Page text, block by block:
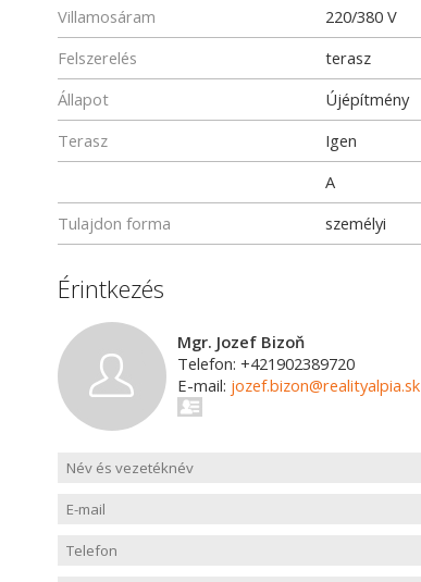
Villamosáram
220/380 V
Felszerelés
terasz
Állapot
Újépítmény
Terasz
Igen
A
Tulajdon forma
személyi
Érintkezés
Mgr. Jozef Bizoň
Telefon: +421902389720
E-mail: jozef.bizon@realityalpia.sk